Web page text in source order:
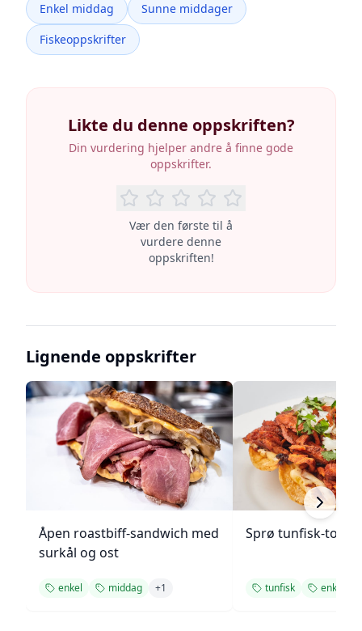
Enkel middag
Sunne middager
Fiskeoppskrifter
Likte du denne oppskriften?
Din vurdering hjelper andre å finne gode
oppskrifter.
Vær den første til å
vurdere denne
oppskriften!
Lignende oppskrifter
Åpen roastbiff-sandwich med
surkål og ost
enkel middag +1
Sprø tunfisk-
tunfisk enkel